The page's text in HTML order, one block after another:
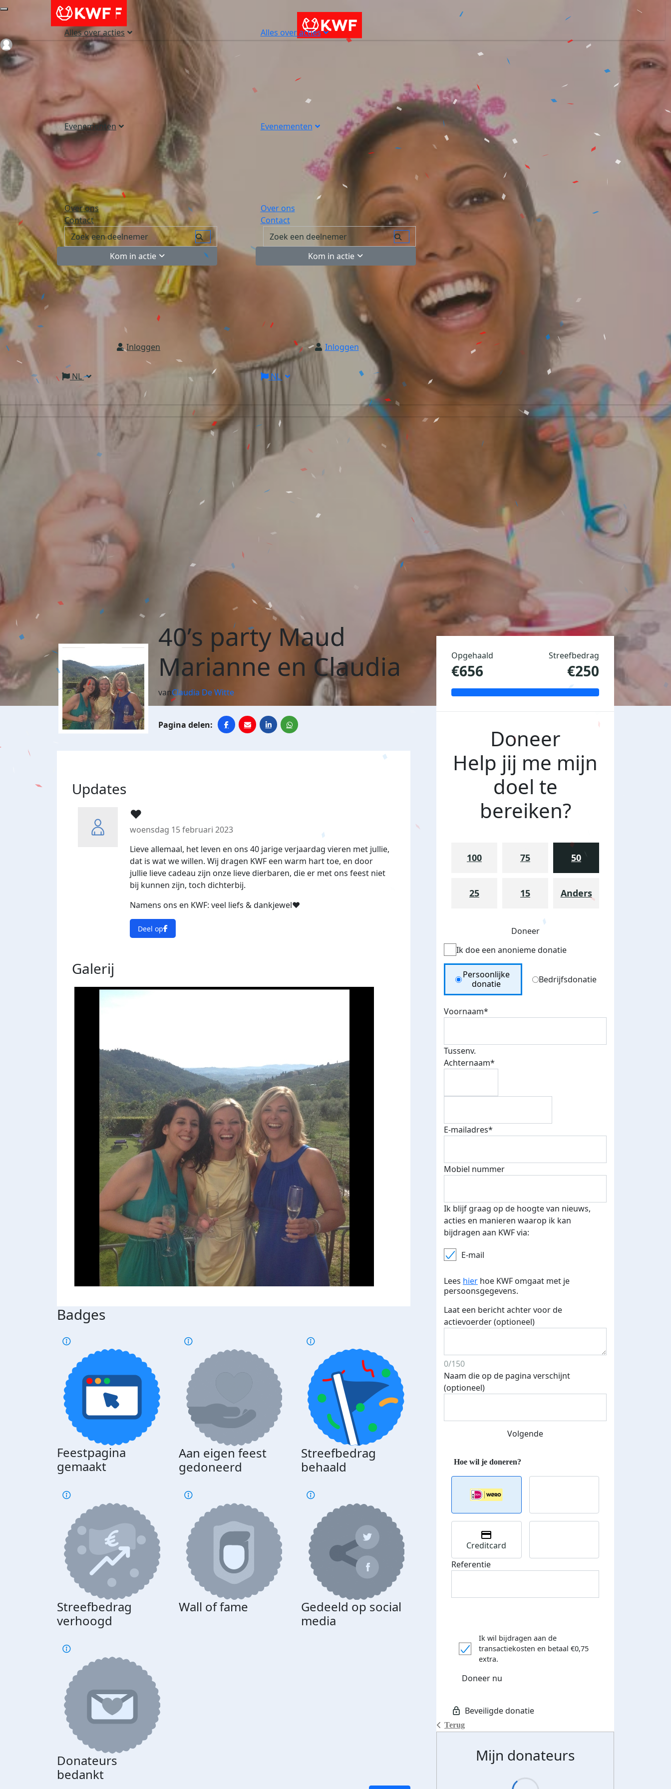
Alles over acties
Evenementen
Over ons
Contact
Kom in actie
Inloggen
NL
Alles over acties
Evenementen
Over ons
Contact
Kom in actie
Inloggen
NL
Login
40’s party Maud
Marianne en Claudia
vanClaudia De Witte
Updates
❤️
woensdag 15 februari 2023
Lieve allemaal, het leven en ons 40 jarige verjaardag vieren met jullie,
dat is wat we willen. Wij dragen KWF een warm hart toe, en door
jullie lieve cadeau zijn onze lieve dierbaren, die er met ons feest niet
bij kunnen zijn, toch dichterbij.
Namens ons en KWF: veel liefs & dankjewel❤️
Deel op
Galerij
Badges
Feestpagina
gemaakt
Aan eigen feest
gedoneerd
Streefbedrag
behaald
Streefbedrag
verhoogd
Wall of fame
Gedeeld op social
media
Donateurs
bedankt
Opgehaald
€656
Streefbedrag
€250
Doneer
Help jij me mijn
doel te
bereiken?
100 75 50
25 15 Anders
Doneer
Ik doe een anonieme donatie
Donation Type
Persoonlijke
donatie
Bedrijfsdonatie
Voornaam*
Tussenv.
Achternaam*
E-mailadres*
Mobiel nummer
Ik blijf graag op de hoogte van nieuws,
acties en manieren waarop ik kan
bijdragen aan KWF via:
E-mail
Lees hier hoe KWF omgaat met je
persoonsgegevens.
Laat een bericht achter voor de
actievoerder (optioneel)
0/150
Naam die op de pagina verschijnt
(optioneel)
Volgende
Terug
Creditcard
Referentie
Ik wil bijdragen aan de
transactiekosten en betaal €0,75
extra.
Doneer nu
Mijn donateurs